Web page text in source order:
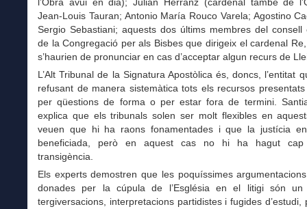
l’Obra avui en dia); Julián Herranz (cardenal també de
Jean-Louis Tauran; Antonio María Rouco Varela; Agostino
Sergio Sebastiani; aquests dos últims membres del consell
de la Congregació per als Bisbes que dirigeix el cardenal
s’haurien de pronunciar en cas d’acceptar algun recurs de
L’Alt Tribunal de la Signatura Apostòlica és, doncs, l’entitat
refusant de manera sistemàtica tots els recursos
per qüestions de forma o per estar fora de termini.
explica que els tribunals solen ser molt flexibles en
veuen que hi ha raons fonamentades i que la justícia
beneficiada, però en aquest cas no hi ha hagut
transigència.
Els experts demostren que les poquíssimes
donades per la cúpula de l’Església en el litigi són
tergiversacions, interpretacions partidistes i fugides d’estudi,